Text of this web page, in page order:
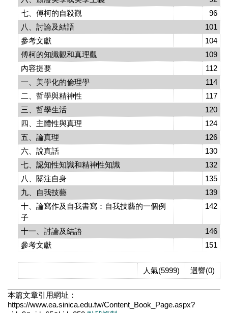
七、傅柯的自殺觀
96
八、討論及結語
101
參考文獻
104
傅柯的知識觀和真理觀
109
內容提要
112
一、美學化的倫理學
114
二、哲學與精神性
117
三、哲學生活
120
四、主體性與真理
124
五、論真理
126
六、說真話
130
七、認知性知識和精神性知識
132
八、關注自身
135
九、自我技藝
139
十、論寫作及自我書寫：自我技藝的一個例
子
142
十一、討論及結語
146
參考文獻
151
迴響(0)
人氣(5999)
本篇文章引用網址：
https://www.ea.sinica.edu.tw/Content_Book_Page.aspx?